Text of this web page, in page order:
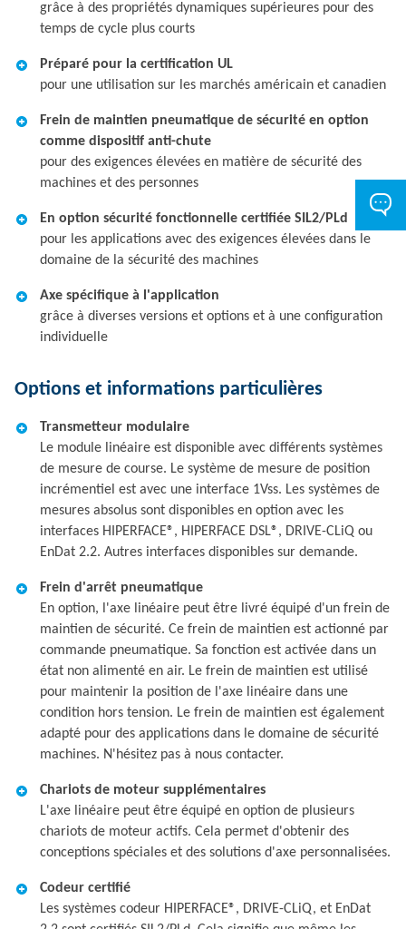
grâce à des propriétés dynamiques supérieures pour des
temps de cycle plus courts
Préparé pour la certification UL
pour une utilisation sur les marchés américain et canadien
Frein de maintien pneumatique de sécurité en option
comme dispositif anti-chute
pour des exigences élevées en matière de sécurité des
machines et des personnes
En option sécurité fonctionnelle certifiée SIL2/PLd
pour les applications avec des exigences élevées dans le
domaine de la sécurité des machines
Axe spécifique à l'application
grâce à diverses versions et options et à une configuration
individuelle
Options et informations particulières
Transmetteur modulaire
Le module linéaire est disponible avec différents systèmes
de mesure de course. Le système de mesure de position
incrémentiel est avec une interface 1Vss. Les systèmes de
mesures absolus sont disponibles en option avec les
interfaces HIPERFACE®, HIPERFACE DSL®, DRIVE-CLiQ ou
EnDat 2.2. Autres interfaces disponibles sur demande.
Frein d'arrêt pneumatique
En option, l'axe linéaire peut être livré équipé d'un frein de
maintien de sécurité. Ce frein de maintien est actionné par
commande pneumatique. Sa fonction est activée dans un
état non alimenté en air. Le frein de maintien est utilisé
pour maintenir la position de l'axe linéaire dans une
condition hors tension. Le frein de maintien est également
adapté pour des applications dans le domaine de sécurité
machines. N'hésitez pas à nous contacter.
Chariots de moteur supplémentaires
L'axe linéaire peut être équipé en option de plusieurs
chariots de moteur actifs. Cela permet d'obtenir des
conceptions spéciales et des solutions d'axe personnalisées.
Codeur certifié
Les systèmes codeur HIPERFACE®, DRIVE-CLiQ, et EnDat